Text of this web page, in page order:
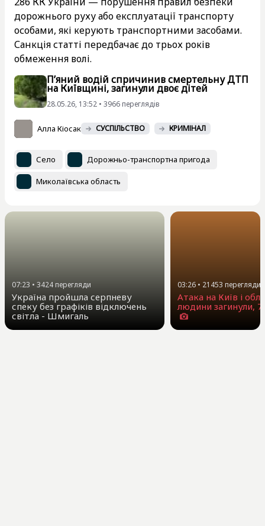
дорожнього руху або експлуатації транспорту
особами, які керують транспортними засобами.
Санкція статті передбачає до трьох років
обмеження волі.
П’яний водій спричинив смертельну ДТП
на Київщині, загинули двоє дітей
28.05.26, 13:52 • 3966 переглядiв
Алла Кіосак СУСПІЛЬСТВО КРИМІНАЛ
Село Дорожньо-транспортна пригода
Миколаївська область
07:23 • 3424 перегляди
Україна пройшла серпневу
спеку без графіків відключень
світла - Шмигаль
03:26 • 21453 перегляди
Атака на Київ і
людини загинули,